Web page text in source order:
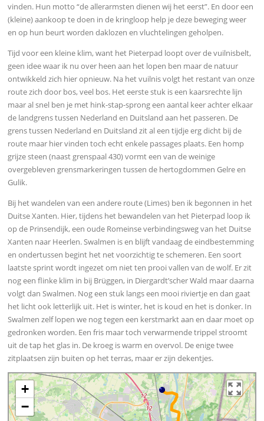
vinden. Hun motto “de allerarmsten dienen wij het eerst”. En door een
(kleine) aankoop te doen in de kringloop help je deze beweging weer
en op hun beurt worden daklozen en vluchtelingen geholpen.
Tijd voor een kleine klim, want het Pieterpad loopt over de vuilnisbelt,
geen idee waar ik nu over heen aan het lopen ben maar de natuur
ontwikkeld zich hier opnieuw. Na het vuilnis volgt het restant van onze
route zich door bos, veel bos. Het eerste stuk is een kaarsrechte lijn
maar al snel ben je met hink-stap-sprong een aantal keer achter elkaar
de landgrens tussen Nederland en Duitsland aan het passeren. De
grens tussen Nederland en Duitsland zit al een tijdje erg dicht bij de
route maar hier vinden toch echt enkele passages plaats. Een homp
grijze steen (naast grenspaal 430) vormt een van de weinige
overgebleven grensmarkeringen tussen de hertogdommen Gelre en
Gulik.
Bij het wandelen van een andere route (Limes) ben ik begonnen in het
Duitse Xanten. Hier, tijdens het bewandelen van het Pieterpad loop ik
op de Prinsendijk, een oude Romeinse verbindingsweg van het Duitse
Xanten naar Heerlen. Swalmen is en blijft vandaag de eindbestemming
en ondertussen begint het net voorzichtig te schemeren. Een soort
laatste sprint wordt ingezet om niet ten prooi vallen van de wolf. Er zit
nog een flinke klim in bij Brüggen, in Diergardt’scher Wald maar daarna
volgt dan Swalmen. Nog een stuk langs een mooi riviertje en dan gaat
het licht ook letterlijk uit. Het is winter, het is koud en het is donker. In
Swalmen zelf lopen we nog tegen een kerstmarkt aan en daar moet op
gedronken worden. Een fris maar toch verwarmende trippel stroomt
uit de tap het glas in. De kroeg is warm en overvol. De enige twee
zitplaatsen zijn buiten op het terras, maar er zijn dekentjes.
+
−